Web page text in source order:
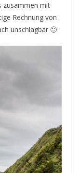
zusammen mit
Rechnung von
unschlagbar 🙂